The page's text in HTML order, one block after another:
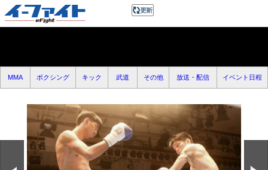
MMA ボクシング キック 武道 その他 放送・配信 イベント日程